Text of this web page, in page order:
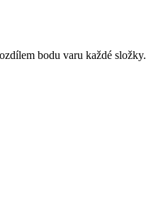
bodu varu každé složky.